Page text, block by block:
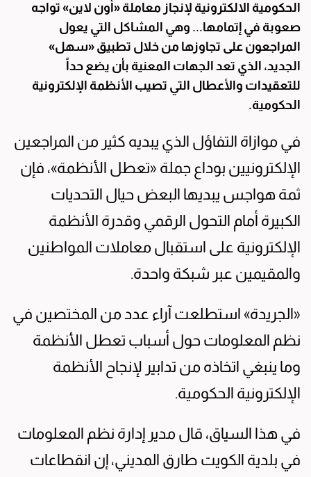
الحكومية الالكترونية لإنجاز معاملة «أون لاين» تواجه
صعوبة في إتمامها... وهي المشاكل التي يعول
المراجعون على تجاوزها من خلال تطبيق «سهل»
الجديد، الذي تعد الجهات المعنية بأن يضع حداً
للتعقيدات والأعطال التي تصيب الأنظمة الإلكترونية
الحكومية.
في موازاة التفاؤل الذي يبديه كثير من المراجعين
الإلكترونيين بوداع جملة «تعطل الأنظمة»، فإن
ثمة هواجس يبديها البعض حيال التحديات
الكبيرة أمام التحول الرقمي وقدرة الأنظمة
الإلكترونية على استقبال معاملات المواطنين
والمقيمين عبر شبكة واحدة.
«الجريدة» استطلعت آراء عدد من المختصين في
نظم المعلومات حول أسباب تعطل الأنظمة
وما ينبغي اتخاذه من تدابير لإنجاح الأنظمة
الإلكترونية الحكومية.
في هذا السياق، قال مدير إدارة نظم المعلومات
في بلدية الكويت طارق المديني، إن انقطاعات